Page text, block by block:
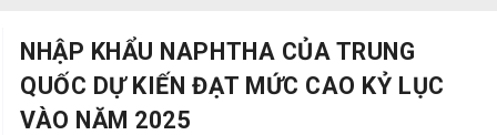
NHẬP KHẨU NAPHTHA CỦA TRUNG
QUỐC DỰ KIẾN ĐẠT MỨC CAO KỶ LỤC
VÀO NĂM 2025